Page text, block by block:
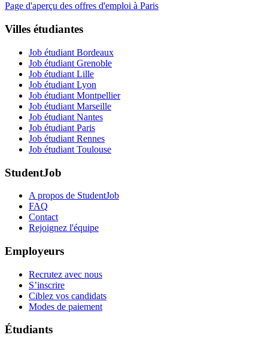
Page d'aperçu des offres d'emploi à Paris
Villes étudiantes
Job étudiant Bordeaux
Job étudiant Grenoble
Job étudiant Lille
Job étudiant Lyon
Job étudiant Montpellier
Job étudiant Marseille
Job étudiant Nantes
Job étudiant Paris
Job étudiant Rennes
Job étudiant Toulouse
StudentJob
A propos de StudentJob
FAQ
Contact
Rejoignez l'équipe
Employeurs
Recrutez avec nous
S’inscrire
Ciblez vos candidats
Modes de paiement
Étudiants